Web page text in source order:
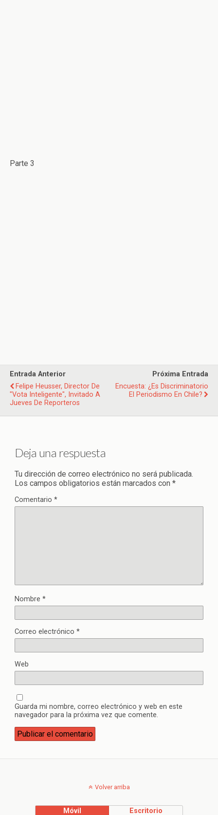
Parte 3
Entrada Anterior
Felipe Heusser, Director De
"Vota Inteligente", Invitado A
Jueves De Reporteros
Próxima Entrada
Encuesta: ¿Es Discriminatorio
El Periodismo En Chile?
Deja una respuesta
Tu dirección de correo electrónico no será publicada.
Los campos obligatorios están marcados con *
Comentario *
Nombre *
Correo electrónico *
Web
Guarda mi nombre, correo electrónico y web en este
navegador para la próxima vez que comente.
Volver arriba
Móvil Escritorio